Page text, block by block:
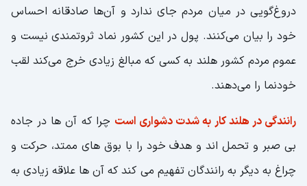
دروغ‌گویی در میان مردم جای ندارد و آن‌ها صادقانه احساس
خود را بیان می‌کنند. پول در این کشور نماد ثروتمندی نیست و
عموم مردم کشور هلند به کسی که مبالغ زیادی خرج می‌کند لقب
خودنما را می‌دهند.
رانندگی در هلند کار به شدت دشواری است چرا که آن ها در جاده
بی صبر و تحمل اند و هدف خود را با بوق های ممتد، حرکت و
چراغ به دیگر به رانندگان تفهیم می کند که آن ها علاقه زیادی به